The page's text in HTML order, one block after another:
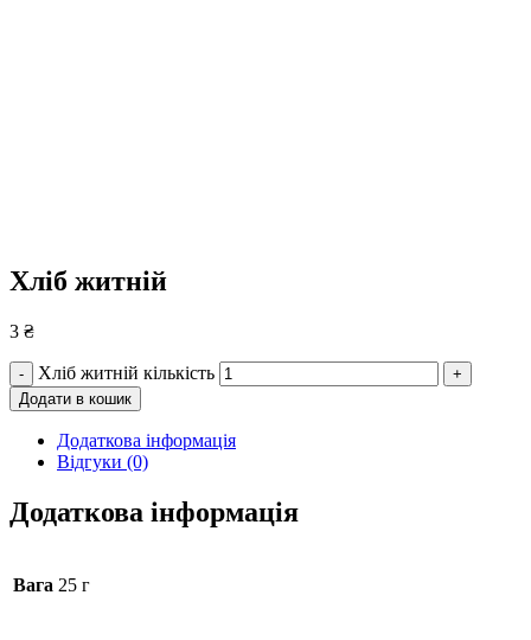
Хліб житній
3 ₴
- Хліб житній кількість
+
Додати в кошик
Додаткова інформація
Відгуки (0)
Додаткова інформація
Вага 25 г